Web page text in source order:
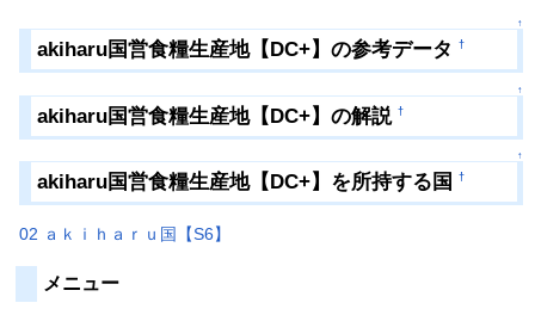
↑
akiharu国営食糧生産地【DC+】の参考データ †
↑
akiharu国営食糧生産地【DC+】の解説 †
↑
akiharu国営食糧生産地【DC+】を所持する国 †
02 ａｋｉｈａｒｕ国【S6】
メニュー